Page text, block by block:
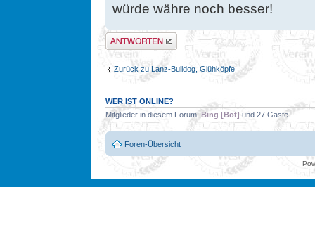
würde währe noch besser!
Antwort erstellen
Zurück zu Lanz-Bulldog, Glühköpfe
WER IST ONLINE?
Mitglieder in diesem Forum: Bing [Bot] und 27 Gäste
Foren-Übersicht